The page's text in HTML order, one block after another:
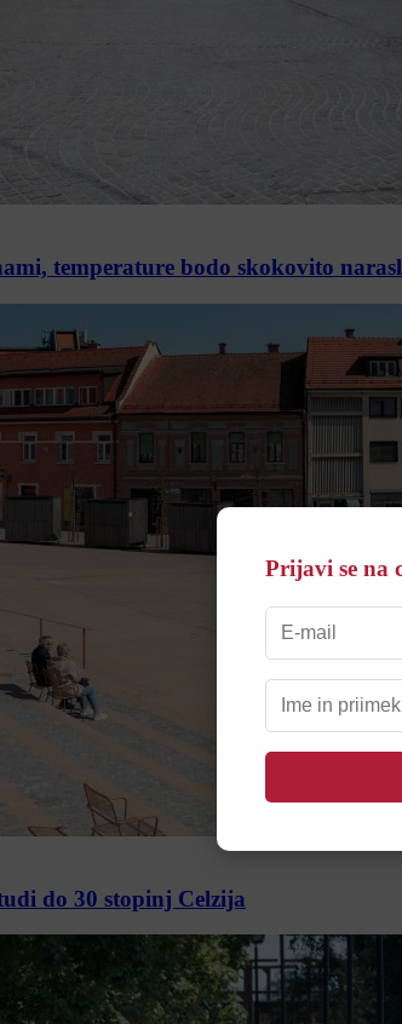
temperature bodo skokovito
do 30 stopinj Celzija
Prijavi se na